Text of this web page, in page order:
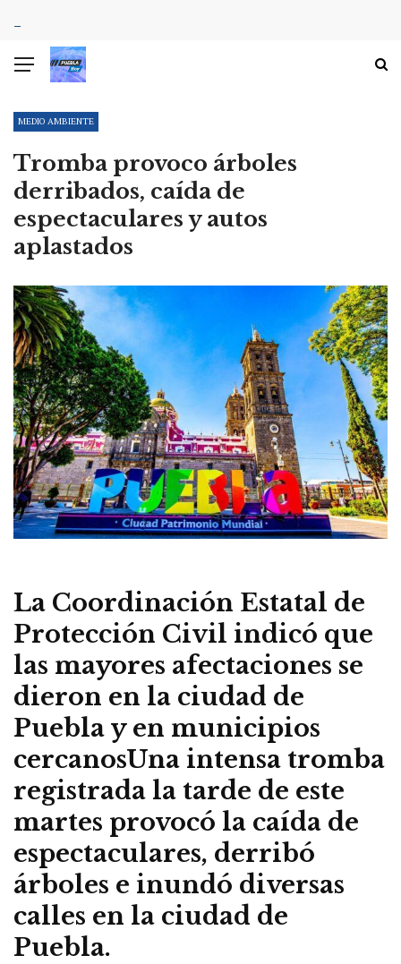
MEDIO AMBIENTE
Tromba provoco árboles
derribados, caída de
espectaculares y autos
aplastados
La Coordinación Estatal de
Protección Civil indicó que
las mayores afectaciones se
dieron en la ciudad de
Puebla y en municipios
cercanosUna intensa tromba
registrada la tarde de este
martes provocó la caída de
espectaculares, derribó
árboles e inundó diversas
calles en la ciudad de
Puebla.